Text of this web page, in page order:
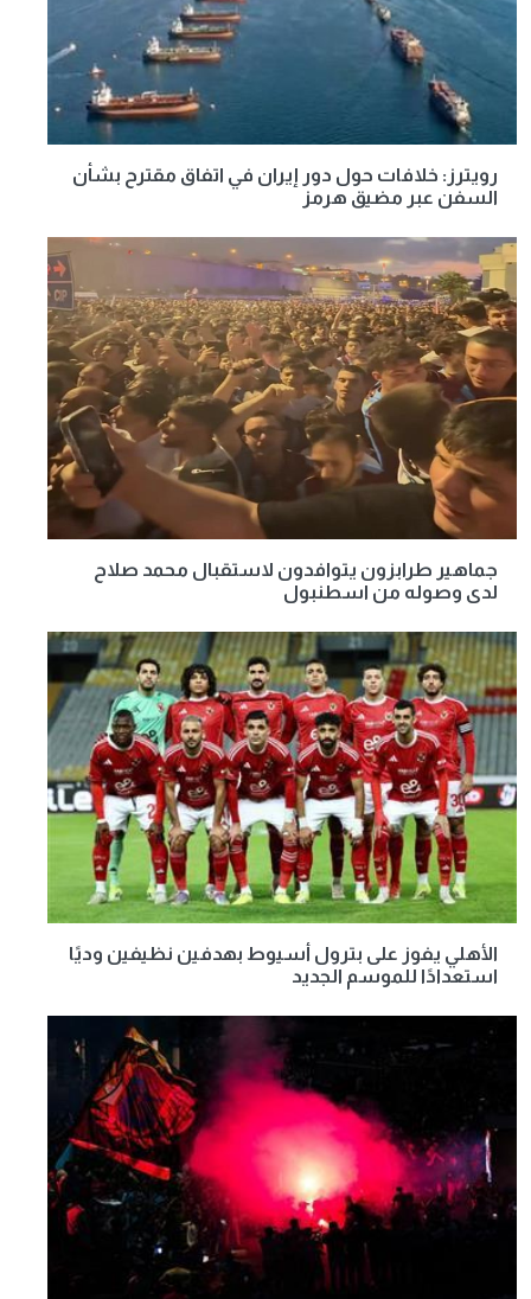
رويترز: خلافات حول دور إيران في اتفاق مقترح بشأن
السفن عبر مضيق هرمز
جماهير طرابزون يتوافدون لاستقبال محمد صلاح
لدى وصوله من اسطنبول
الأهلي يفوز على بترول أسيوط بهدفين نظيفين وديًا
استعدادًا للموسم الجديد